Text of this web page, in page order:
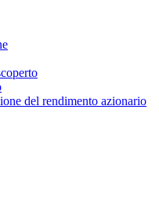
del rendimento azionario